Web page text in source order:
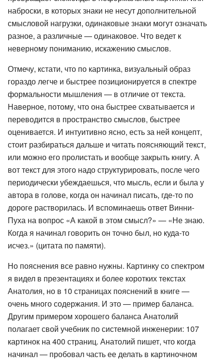
наброски, в которых знаки не несут дополнительной
смысловой нагрузки, одинаковые знаки могут означать
разное, а различные — одинаковое. Что ведет к
неверному пониманию, искажению смыслов.
Отмечу, кстати, что по картинка, визуальный образ
гораздо легче и быстрее позиционируется в спектре
формальности мышления — в отличие от текста.
Наверное, потому, что она быстрее схватывается и
переводится в пространство смыслов, быстрее
оценивается. И интуитивно ясно, есть за ней концепт,
стоит разбираться дальше и читать поясняющий текст,
или можно его пролистать и вообще закрыть книгу. А
вот текст для этого надо структурировать, после чего
периодически убеждаешься, что мысль, если и была у
автора в голове, когда он начинал писать, где-то по
дороге растворилась. И вспоминаешь ответ Винни-
Пуха на вопрос «А какой в этом смысл?» — «Не знаю.
Когда я начинал говорить он точно был, но куда-то
исчез.» (цитата по памяти).
Но пояснения все равно нужны. Картинку со спектром
я видел в презентациях и более коротких текстах
Анатолия, но в 10 страницах пояснений в книге —
очень много содержания. И это — пример баланса.
Другим примером хорошего баланса Анатолий
полагает свой учебник по системной инженерии: 107
картинок на 400 страниц. Анатолий пишет, что когда
начинал — пробовал часть ее делать в картиночном